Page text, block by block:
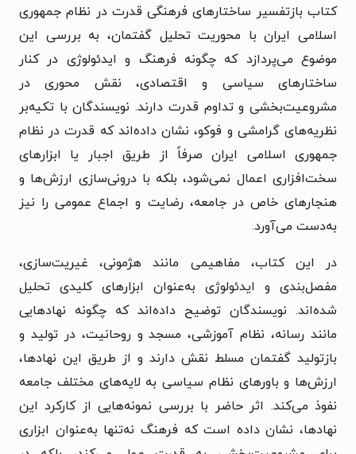
کتاب بازتفسیر ساختارهای فرهنگی قدرت در نظام جمهوری
اسلامی ایران با محوریت تحلیل گفتمان، به بررسی این
موضوع می‌پردازد که چگونه فرهنگ و ایدئولوژی در کنار
ساختارهای سیاسی و اقتصادی، نقش محوری در
مشروعیت‌بخشی و تداوم قدرت دارند. نویسندگان با تکیه‌بر
نظریه‌های گرامشی و فوکو، نشان داده‌اند که قدرت در نظام
جمهوری اسلامی ایران صرفاً از طریق اجبار یا ابزارهای
سخت‌افزاری اعمال نمی‌شود، بلکه با درونی‌سازی ارزش‌ها و
هنجارهای خاص در جامعه، رضایت و اجماع عمومی را نیز
به‌دست می‌آورد.
در این کتاب، مفاهیمی مانند هژمونی، غیریت‌سازی،
مفصل‌بندی و ایدئولوژی به‌عنوان ابزارهای کلیدی تحلیل
شده‌اند. نویسندگان توضیح داده‌اند که چگونه نهادهایی
مانند رسانه، نظام آموزشی، مسجد و روحانیت، در تولید و
بازتولید گفتمان مسلط نقش دارند و از طریق این نهادها،
ارزش‌ها و باورهای نظام سیاسی به لایه‌های مختلف جامعه
نفوذ می‌کند. اثر حاضر با بررسی نمونه‌هایی از کارکرد این
نهادها، نشان داده است که فرهنگ نه‌تنها به‌عنوان ابزاری